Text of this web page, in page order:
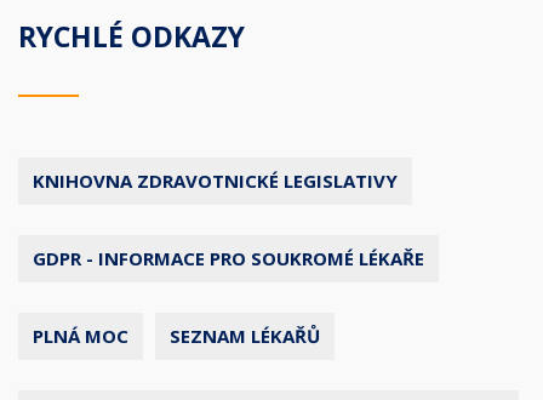
RYCHLÉ ODKAZY
KNIHOVNA ZDRAVOTNICKÉ LEGISLATIVY
GDPR - INFORMACE PRO SOUKROMÉ LÉKAŘE
PLNÁ MOC SEZNAM LÉKAŘŮ